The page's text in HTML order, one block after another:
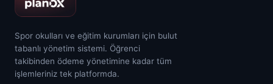
Spor okulları ve eğitim kurumları için bulut
tabanlı yönetim sistemi. Öğrenci
takibinden ödeme yönetimine kadar tüm
işlemleriniz tek platformda.